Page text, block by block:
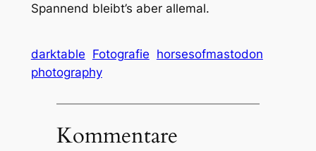
Spannend bleibt’s aber allemal.
darktable Fotografie horsesofmastodon
photography
Kommentare